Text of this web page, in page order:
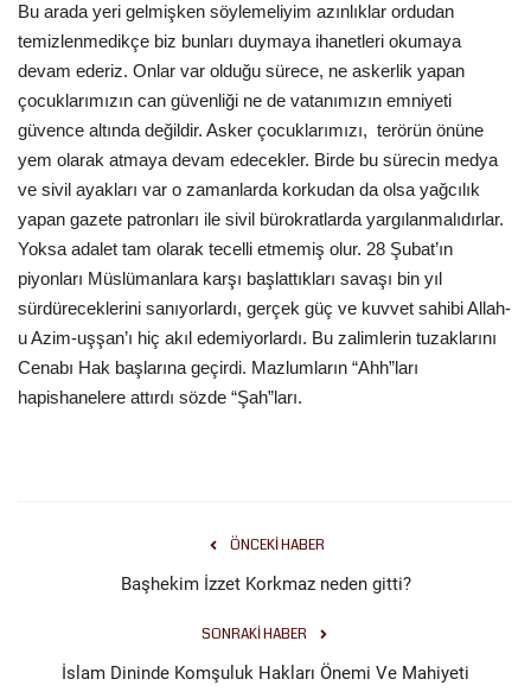
Bu arada yeri gelmişken söylemeliyim azınlıklar ordudan
temizlenmedikçe biz bunları duymaya ihanetleri okumaya
devam ederiz. Onlar var olduğu sürece, ne askerlik yapan
çocuklarımızın can güvenliği ne de vatanımızın emniyeti
güvence altında değildir. Asker çocuklarımızı, terörün önüne
yem olarak atmaya devam edecekler. Birde bu sürecin medya
ve sivil ayakları var o zamanlarda korkudan da olsa yağcılık
yapan gazete patronları ile sivil bürokratlarda yargılanmalıdırlar.
Yoksa adalet tam olarak tecelli etmemiş olur. 28 Şubat’ın
piyonları Müslümanlara karşı başlattıkları savaşı bin yıl
sürdüreceklerini sanıyorlardı, gerçek güç ve kuvvet sahibi Allah-
u Azim-uşşan’ı hiç akıl edemiyorlardı. Bu zalimlerin tuzaklarını
Cenabı Hak başlarına geçirdi. Mazlumların “Ahh”ları
hapishanelere attırdı sözde “Şah”ları.
ÖNCEKI HABER
Başhekim İzzet Korkmaz neden gitti?
SONRAKI HABER
İslam Dininde Komşuluk Hakları Önemi Ve Mahiyeti